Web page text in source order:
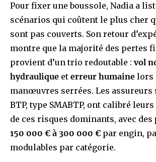
Pour fixer une boussole, Nadia a
scénarios qui coûtent le plus cher
sont pas couverts. Son retour
montre que la majorité des pertes
provient d’un trio redoutable :vol
hydraulique et erreur humaine lors
manœuvres serrées. Les assureurs
BTP, type SMABTP, ont calibré
de ces risques dominants, avec des
150 000 € à 300 000 € par engin,
modulables par catégorie.